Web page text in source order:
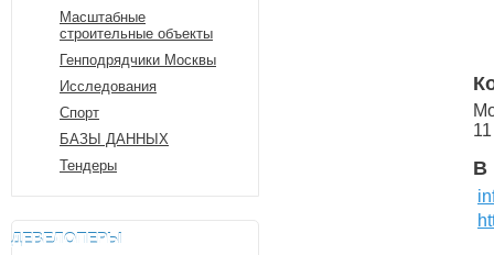
Масштабные
строительные объекты
Генподрядчики Москвы
Исследования
Спорт
БАЗЫ ДАННЫХ
Тендеры
ДЕВЕЛОПЕРЫ
В